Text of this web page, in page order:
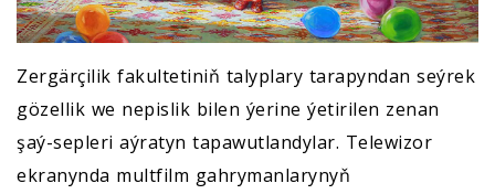
Zergärçilik fakultetiniň talyplary tarapyndan seýrek
gözellik we nepislik bilen ýerine ýetirilen zenan
şaý-sepleri aýratyn tapawutlandylar. Telewizor
ekranynda multfilm gahrymanlarynyň